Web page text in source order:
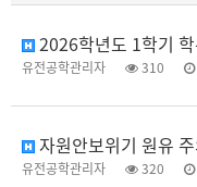
2026학년도 1학기
유전공학관리자 310
자원안보위기 원유 주의 단
유전공학관리자 320